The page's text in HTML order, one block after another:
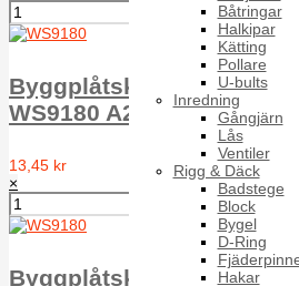
Båtringar
Halkipar
Kätting
Pollare
U-bults
Inredning
Gångjärn
Lås
Ventiler
Rigg & Däck
Badstege
Block
Bygel
D-Ring
Hakar
Byggplåtskruv EPDM-
WS9180 A2 A 6.5X115
13,45 kr
×
Byggplåtskruv EPDM-